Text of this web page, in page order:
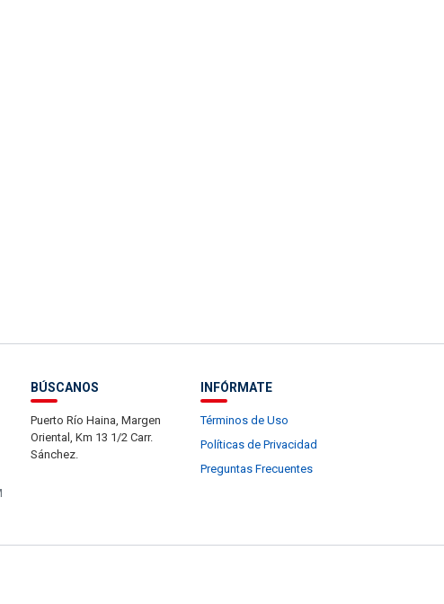
BÚSCANOS
Puerto Río Haina, Margen
Oriental, Km 13 1/2 Carr.
Sánchez.
INFÓRMATE
Términos de Uso
Políticas de Privacidad
Preguntas Frecuentes